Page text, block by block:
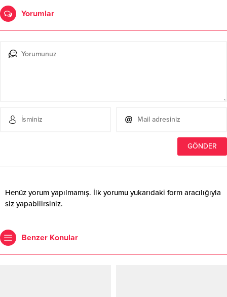
Yorumlar
Henüz yorum yapılmamış. İlk yorumu yukarıdaki form aracılığıyla
siz yapabilirsiniz.
Benzer Konular